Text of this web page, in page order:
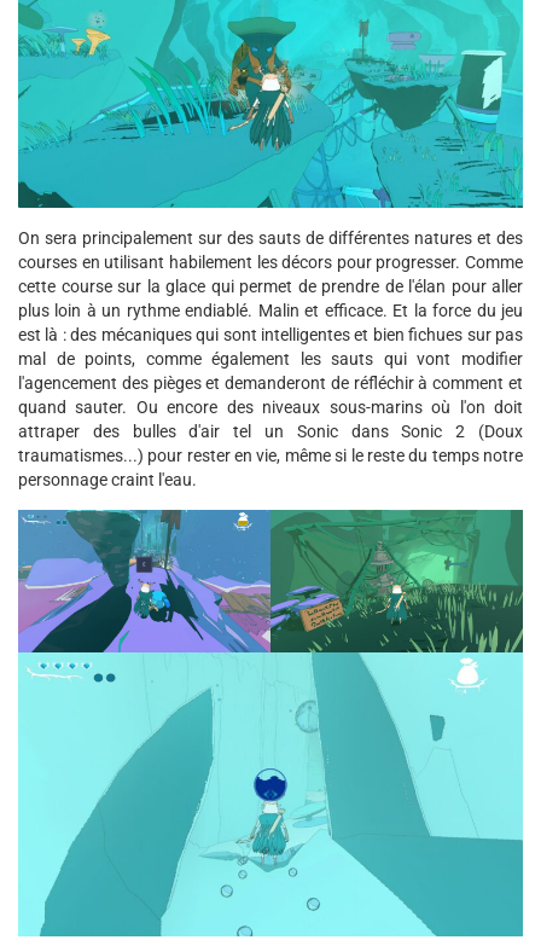
On sera principalement sur des sauts de différentes natures et des
courses en utilisant habilement les décors pour progresser. Comme
cette course sur la glace qui permet de prendre de l'élan pour aller
plus loin à un rythme endiablé. Malin et efficace. Et la force du jeu
est là : des mécaniques qui sont intelligentes et bien fichues sur pas
mal de points, comme également les sauts qui vont modifier
l'agencement des pièges et demanderont de réfléchir à comment et
quand sauter. Ou encore des niveaux sous-marins où l'on doit
attraper des bulles d'air tel un Sonic dans Sonic 2 (Doux
traumatismes...) pour rester en vie, même si le reste du temps notre
personnage craint l'eau.